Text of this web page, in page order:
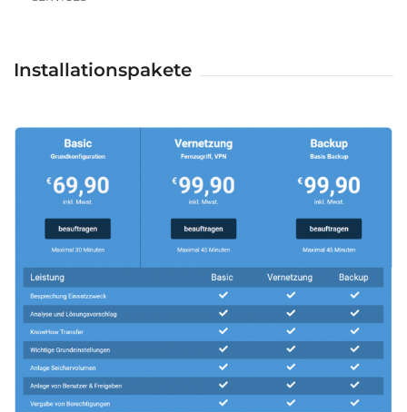
Installationspakete